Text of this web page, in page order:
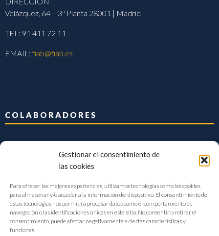
Gestionar el consentimiento de
las cookies
Para ofrecer las mejores experiencias, utilizamos tecnologías como las cookies
para almacenar y/o acceder a la información del dispositivo. El consentimiento de
estas tecnologías nos permitirá procesar datos como el comportamiento de
navegación o las identificaciones únicas en este sitio. No consentir o retirar el
consentimiento, puede afectar negativamente a ciertas características y
funciones.
Velázquez, 64 – 3ª Planta 28001 | Madrid
TEL: 91 411 72 11
EMAIL:fiab@fiab.es
COLABORADORES